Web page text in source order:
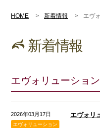
HOME 新着情報 エヴ
新着情報
エヴォリューション
2026年03月17日
エヴォリューション
エヴォリ